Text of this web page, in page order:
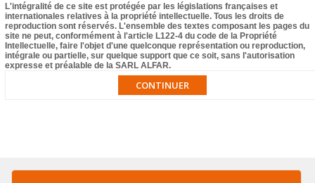
L'intégralité de ce site est protégée par les législations françaises et
internationales relatives à la propriété intellectuelle. Tous les droits de
reproduction sont réservés. L'ensemble des textes composant les pages du
site ne peut, conformément à l'article L122-4 du code de la Propriété
Intellectuelle, faire l'objet d'une quelconque représentation ou reproduction,
intégrale ou partielle, sur quelque support que ce soit, sans l'autorisation
expresse et préalable de la SARL ALFAR.
CONTINUER